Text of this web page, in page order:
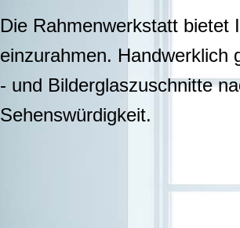
Die Rahmenwerkstatt bietet
einzurahmen. Handwerklich
- und Bilderglaszuschnitte
Sehenswürdigkeit.